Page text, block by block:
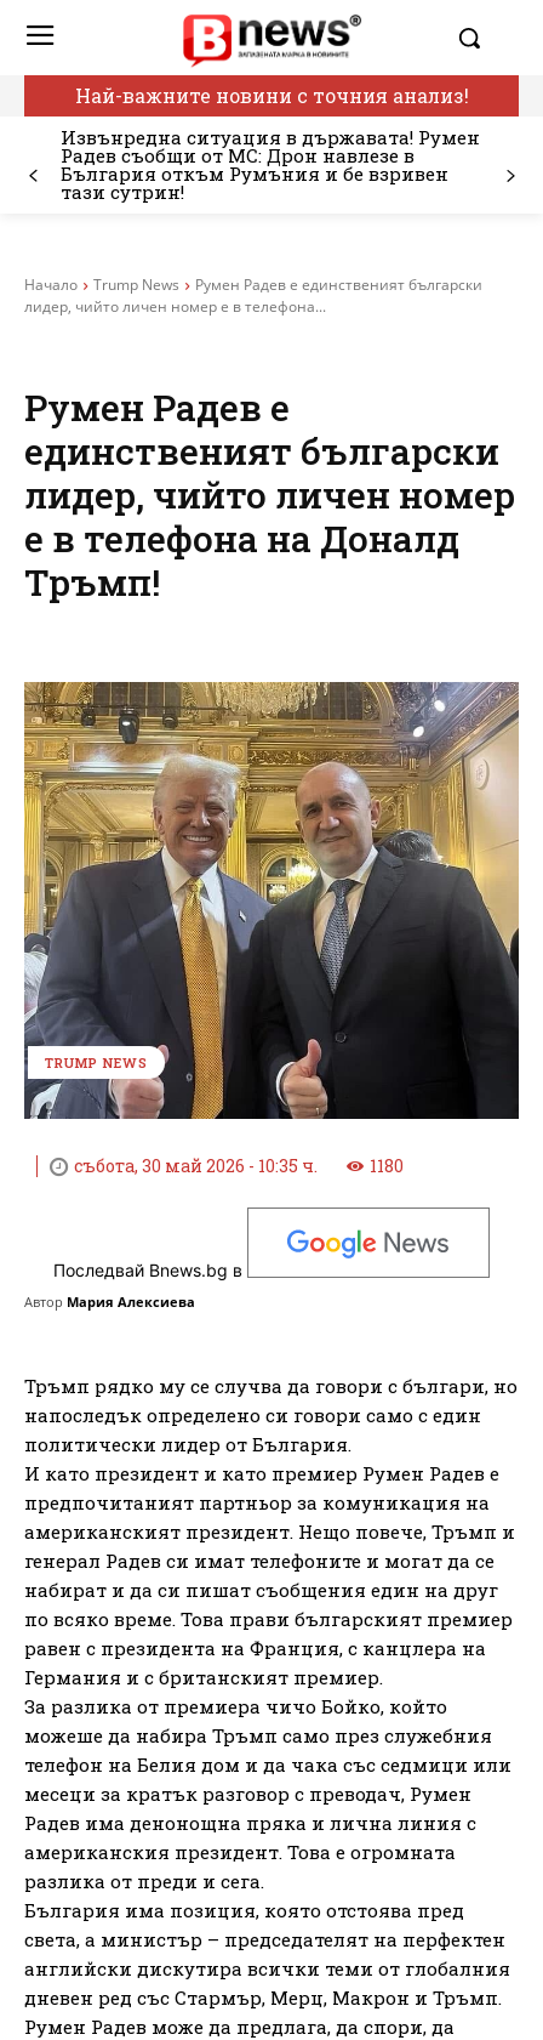
Най-важните новини с точния анализ!
Извънредна ситуация в държавата! Румен
Радев съобщи от МС: Дрон навлезе в
България откъм Румъния и бе взривен
тази сутрин!
Начало Trump News
Румен Радев е единственият български
лидер, чийто личен номер е в телефона...
Румен Радев е
единственият български
лидер, чийто личен номер
е в телефона на Доналд
Тръмп!
TRUMP NEWS
събота, 30 май 2026 - 10:35 ч. 1180
Последвай Bnews.bg в
Автор Мария Алексиева
Тръмп рядко му се случва да говори с българи, но
напоследък определено си говори само с един
политически лидер от България.
И като президент и като премиер Румен Радев е
предпочитаният партньор за комуникация на
американският президент. Нещо повече, Тръмп и
генерал Радев си имат телефоните и могат да се
набират и да си пишат съобщения един на друг
по всяко време. Това прави българският премиер
равен с президента на Франция, с канцлера на
Германия и с британският премиер.
За разлика от премиера чичо Бойко, който
можеше да набира Тръмп само през служебния
телефон на Белия дом и да чака със седмици или
месеци за кратък разговор с преводач, Румен
Радев има денонощна пряка и лична линия с
американския президент. Това е огромната
разлика от преди и сега.
България има позиция, която отстоява пред
света, а министър – председателят на перфектен
английски дискутира всички теми от глобалния
дневен ред със Стармър, Мерц, Макрон и Тръмп.
Румен Радев може да предлага, да спори, да